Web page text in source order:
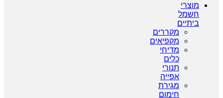
מוצרי
חשמל
ביתיים
מקררים
מקפיאים
מדיחי
כלים
תנורי
אפייה
מגירת
חימום